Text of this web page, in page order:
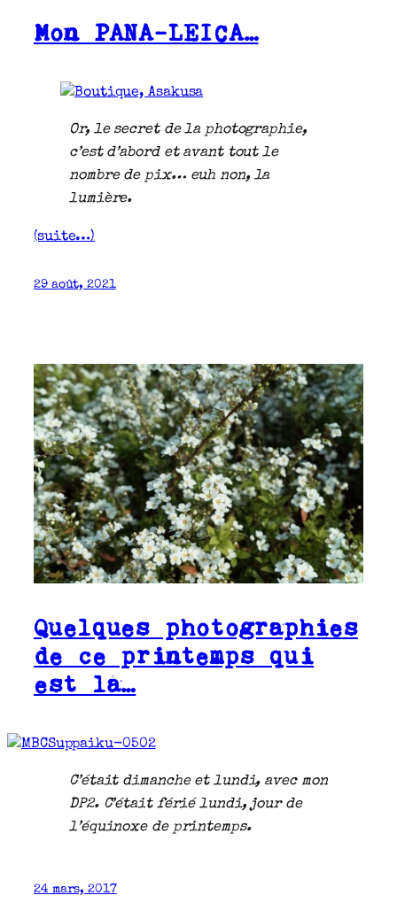
Mon PANA-LEICA…
Or, le secret de la photographie,
c’est d’abord et avant tout le
nombre de pix… euh non, la
lumière.
(suite…)
29 août, 2021
Quelques photographies
de ce printemps qui
est là…
C’était dimanche et lundi, avec mon
DP2. C’était férié lundi, jour de
l’équinoxe de printemps.
24 mars, 2017